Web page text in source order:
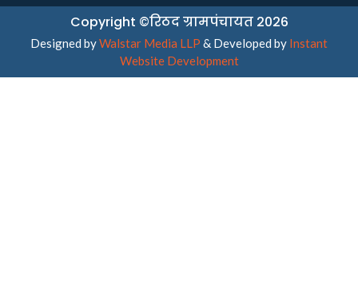
Copyright ©रिठद ग्रामपंचायत 2026
Designed byWalstar Media LLP & Developed by Instant
Website Development